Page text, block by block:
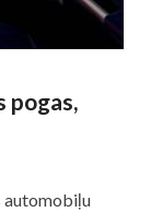
pogas,
automobiļu